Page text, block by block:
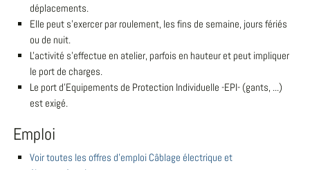
déplacements.
Elle peut s'exercer par roulement, les fins de semaine, jours fériés
ou de nuit.
L'activité s'effectue en atelier, parfois en hauteur et peut impliquer
le port de charges.
Le port d'Equipements de Protection Individuelle -EPI- (gants, ...)
est exigé.
Emploi
Voir toutes les offres d'emploi Câblage électrique et